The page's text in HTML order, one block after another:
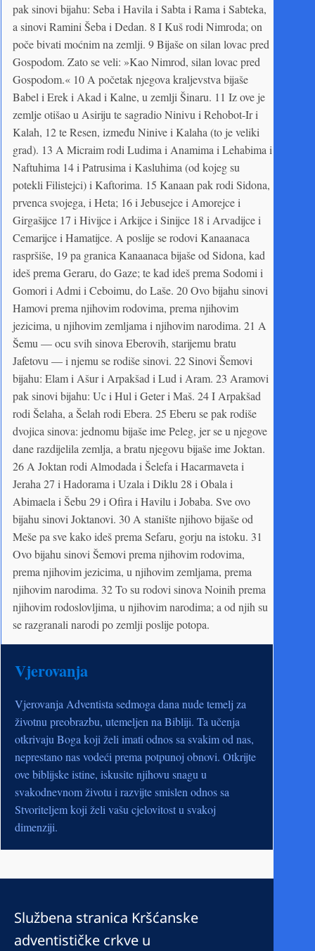
pak sinovi bijahu: Seba i Havila i Sabta i Rama i Sabteka,
a sinovi Ramini Šeba i Dedan. 8 I Kuš rodi Nimroda; on
poče bivati moćnim na zemlji. 9 Bijaše on silan lovac pred
Gospodom. Zato se veli: »Kao Nimrod, silan lovac pred
Gospodom.« 10 A početak njegova kraljevstva bijaše
Babel i Erek i Akad i Kalne, u zemlji Šinaru. 11 Iz ove je
zemlje otišao u Asiriju te sagradio Ninivu i Rehobot-Ir i
Kalah, 12 te Resen, između Ninive i Kalaha (to je veliki
grad). 13 A Micraim rodi Ludima i Anamima i Lehabima i
Naftuhima 14 i Patrusima i Kasluhima (od kojeg su
potekli Filistejci) i Kaftorima. 15 Kanaan pak rodi Sidona,
prvenca svojega, i Heta; 16 i Jebusejce i Amorejce i
Girgašijce 17 i Hivijce i Arkijce i Sinijce 18 i Arvadijce i
Cemarijce i Hamatijce. A poslije se rodovi Kanaanaca
raspršiše, 19 pa granica Kanaanaca bijaše od Sidona, kad
ideš prema Geraru, do Gaze; te kad ideš prema Sodomi i
Gomori i Admi i Ceboimu, do Laše. 20 Ovo bijahu sinovi
Hamovi prema njihovim rodovima, prema njihovim
jezicima, u njihovim zemljama i njihovim narodima. 21 A
Šemu — ocu svih sinova Eberovih, starijemu bratu
Jafetovu — i njemu se rodiše sinovi. 22 Sinovi Šemovi
bijahu: Elam i Ašur i Arpakšad i Lud i Aram. 23 Aramovi
pak sinovi bijahu: Uc i Hul i Geter i Maš. 24 I Arpakšad
rodi Šelaha, a Šelah rodi Ebera. 25 Eberu se pak rodiše
dvojica sinova: jednomu bijaše ime Peleg, jer se u njegove
dane razdijelila zemlja, a bratu njegovu bijaše ime Joktan.
26 A Joktan rodi Almodada i Šelefa i Hacarmaveta i
Jeraha 27 i Hadorama i Uzala i Diklu 28 i Obala i
Abimaela i Šebu 29 i Ofira i Havilu i Jobaba. Sve ovo
bijahu sinovi Joktanovi. 30 A stanište njihovo bijaše od
Meše pa sve kako ideš prema Sefaru, gorju na istoku. 31
Ovo bijahu sinovi Šemovi prema njihovim rodovima,
prema njihovim jezicima, u njihovim zemljama, prema
njihovim narodima. 32 To su rodovi sinova Noinih prema
njihovim rodoslovljima, u njihovim narodima; a od njih su
se razgranali narodi po zemlji poslije potopa.
Vjerovanja
Vjerovanja Adventista sedmoga dana nude temelj za
životnu preobrazbu, utemeljen na Bibliji. Ta učenja
otkrivaju Boga koji želi imati odnos sa svakim od nas,
neprestano nas vodeći prema potpunoj obnovi. Otkrijte
ove biblijske istine, iskusite njihovu snagu u
svakodnevnom životu i razvijte smislen odnos sa
Stvoriteljem koji želi vašu cjelovitost u svakoj
dimenziji.
Službena stranica Kršćanske
adventističke crkve u